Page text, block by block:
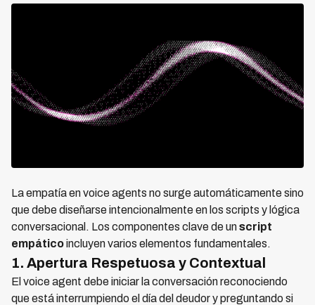
La empatía en voice agents no surge automáticamente sino
que debe diseñarse intencionalmente en los scripts y lógica
conversacional. Los componentes clave de unscript
empáticoincluyen varios elementos fundamentales.
1. Apertura Respetuosa y Contextual
El voice agent debe iniciar la conversación reconociendo
que está interrumpiendo el día del deudor y preguntando si